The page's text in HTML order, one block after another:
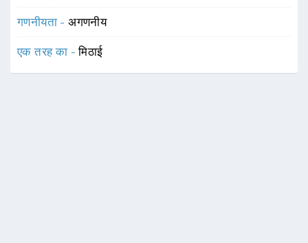
गणनीयता -अगणनीय
एक तरह का -मिठाई